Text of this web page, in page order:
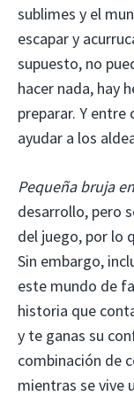
sublimes y el
escapar y
supuesto, no
hacer nada, hay
preparar. Y entre
ayudar a los
Pequeña bruja
desarrollo, pero
del juego, por lo
Sin embargo,
este mundo de
historia que
y te ganas su
combinación de
mientras se vive